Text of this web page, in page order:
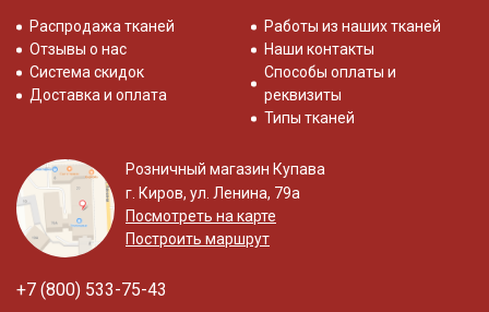
Распродажа тканей
Отзывы о нас
Система скидок
Доставка и оплата
Работы из наших тканей
Наши контакты
Способы оплаты и
реквизиты
Типы тканей
Розничный магазин Купава
г. Киров, ул. Ленина, 79а
Посмотреть на карте
Построить маршрут
+7 (800) 533-75-43